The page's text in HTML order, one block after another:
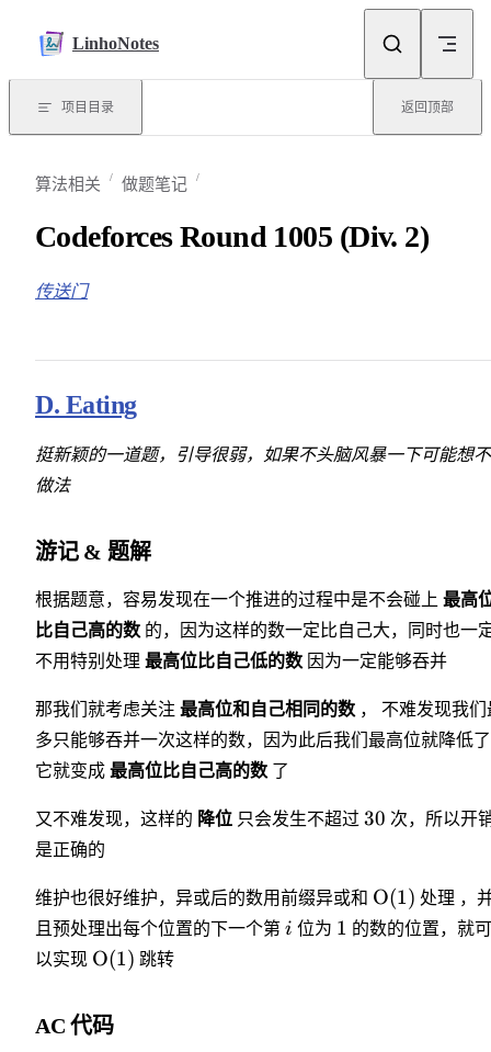
LinhoNotes
项目目录 返回顶部
算法相关 做题笔记
Codeforces Round 1005 (Div. 2)
传送门
D. Eating
挺新颖的一道题，引导很弱，如果不头脑风暴一下可能想
做法
游记 & 题解
根据题意，容易发现在一个推进的过程中是不会碰上 最高
比自己高的数 的，因为这样的数一定比自己大，同时也一
不用特别处理 最高位比自己低的数 因为一定能够吞并
那我们就考虑关注 最高位和自己相同的数 ， 不难发现我们
多只能够吞并一次这样的数，因为此后我们最高位就降低
它就变成 最高位比自己高的数 了
又不难发现，这样的 降位 只会发生不超过 30 次，所以开
是正确的
维护也很好维护，异或后的数用前缀异或和 O(1) 处理 ，
且预处理出每个位置的下一个第 i 位为 1 的数的位置，就可
以实现 O(1) 跳转
AC 代码